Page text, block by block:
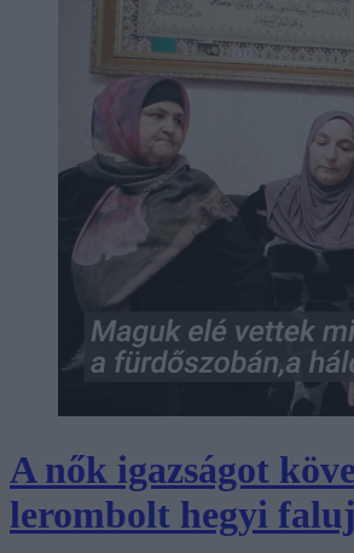
A nők igazságot
lerombolt hegyi